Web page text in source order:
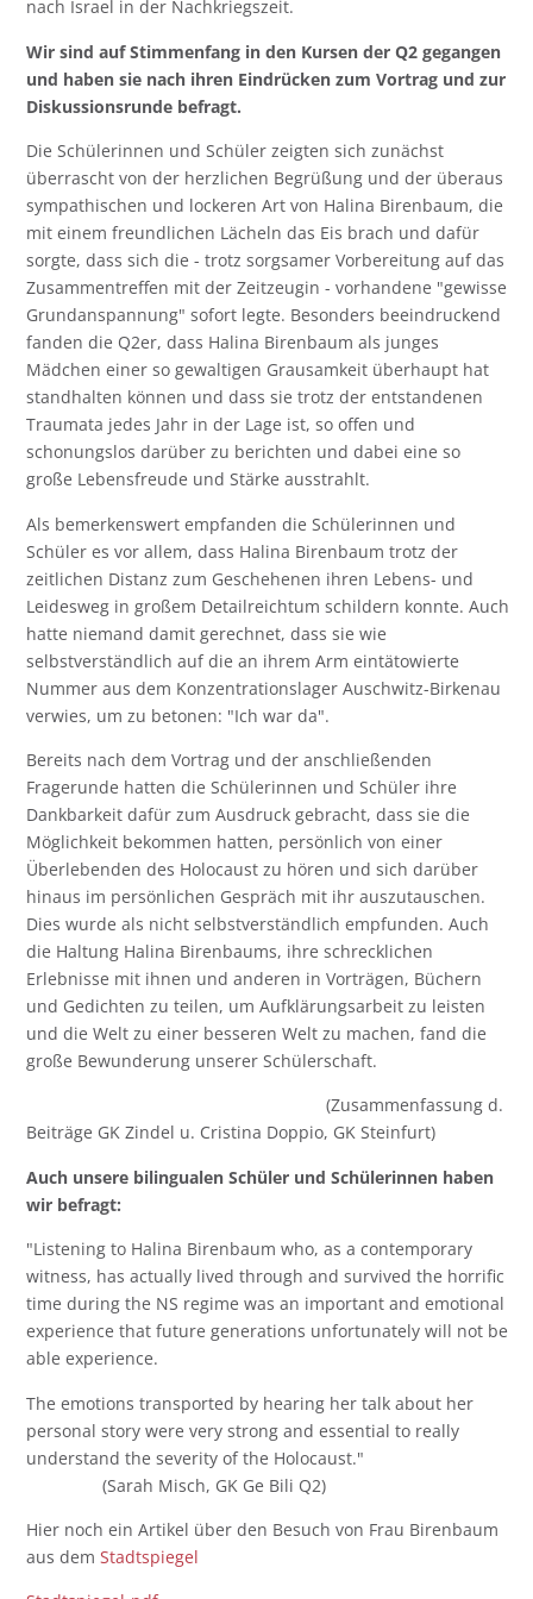
nach Israel in der Nachkriegszeit.
Wir sind auf Stimmenfang in den Kursen der Q2 gegangen
und haben sie nach ihren Eindrücken zum Vortrag und zur
Diskussionsrunde befragt.
Die Schülerinnen und Schüler zeigten sich zunächst
überrascht von der herzlichen Begrüßung und der überaus
sympathischen und lockeren Art von Halina Birenbaum, die
mit einem freundlichen Lächeln das Eis brach und dafür
sorgte, dass sich die - trotz sorgsamer Vorbereitung auf das
Zusammentreffen mit der Zeitzeugin - vorhandene "gewisse
Grundanspannung" sofort legte. Besonders beeindruckend
fanden die Q2er, dass Halina Birenbaum als junges
Mädchen einer so gewaltigen Grausamkeit überhaupt hat
standhalten können und dass sie trotz der entstandenen
Traumata jedes Jahr in der Lage ist, so offen und
schonungslos darüber zu berichten und dabei eine so
große Lebensfreude und Stärke ausstrahlt.
Als bemerkenswert empfanden die Schülerinnen und
Schüler es vor allem, dass Halina Birenbaum trotz der
zeitlichen Distanz zum Geschehenen ihren Lebens- und
Leidesweg in großem Detailreichtum schildern konnte. Auch
hatte niemand damit gerechnet, dass sie wie
selbstverständlich auf die an ihrem Arm eintätowierte
Nummer aus dem Konzentrationslager Auschwitz-Birkenau
verwies, um zu betonen: "Ich war da".
Bereits nach dem Vortrag und der anschließenden
Fragerunde hatten die Schülerinnen und Schüler ihre
Dankbarkeit dafür zum Ausdruck gebracht, dass sie die
Möglichkeit bekommen hatten, persönlich von einer
Überlebenden des Holocaust zu hören und sich darüber
hinaus im persönlichen Gespräch mit ihr auszutauschen.
Dies wurde als nicht selbstverständlich empfunden. Auch
die Haltung Halina Birenbaums, ihre schrecklichen
Erlebnisse mit ihnen und anderen in Vorträgen, Büchern
und Gedichten zu teilen, um Aufklärungsarbeit zu leisten
und die Welt zu einer besseren Welt zu machen, fand die
große Bewunderung unserer Schülerschaft.
(Zusammenfassung d.
Beiträge GK Zindel u. Cristina Doppio, GK Steinfurt)
Auch unsere bilingualen Schüler und Schülerinnen haben
wir befragt:
"Listening to Halina Birenbaum who, as a contemporary
witness, has actually lived through and survived the horrific
time during the NS regime was an important and emotional
experience that future generations unfortunately will not be
able experience.
The emotions transported by hearing her talk about her
personal story were very strong and essential to really
understand the severity of the Holocaust."
(Sarah Misch, GK Ge Bili Q2)
Hier noch ein Artikel über den Besuch von Frau Birenbaum
aus demStadtspiegel